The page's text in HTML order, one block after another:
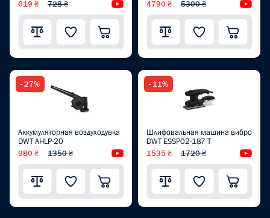
619 ₴ 728 ₴ Видеообзор
4790 ₴ 5300 ₴
- 27%
Аккумуляторная воздуходувка
DWT AHLP-20
980 ₴ 1350 ₴ Видеообзор
- 11%
Шлифовальная машина вибро
DWT ESSP02-187 T
1535 ₴ 1720 ₴